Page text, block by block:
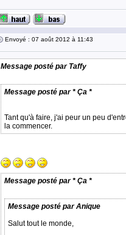
Envoyé : 07 août 2012 à 11:43
Message posté par Taffy
Message posté par * Ça *
Tant qu'à faire, j'ai peur un peu
la commencer.
Message posté par * Ça *
Message posté par Anique
Salut tout le monde,